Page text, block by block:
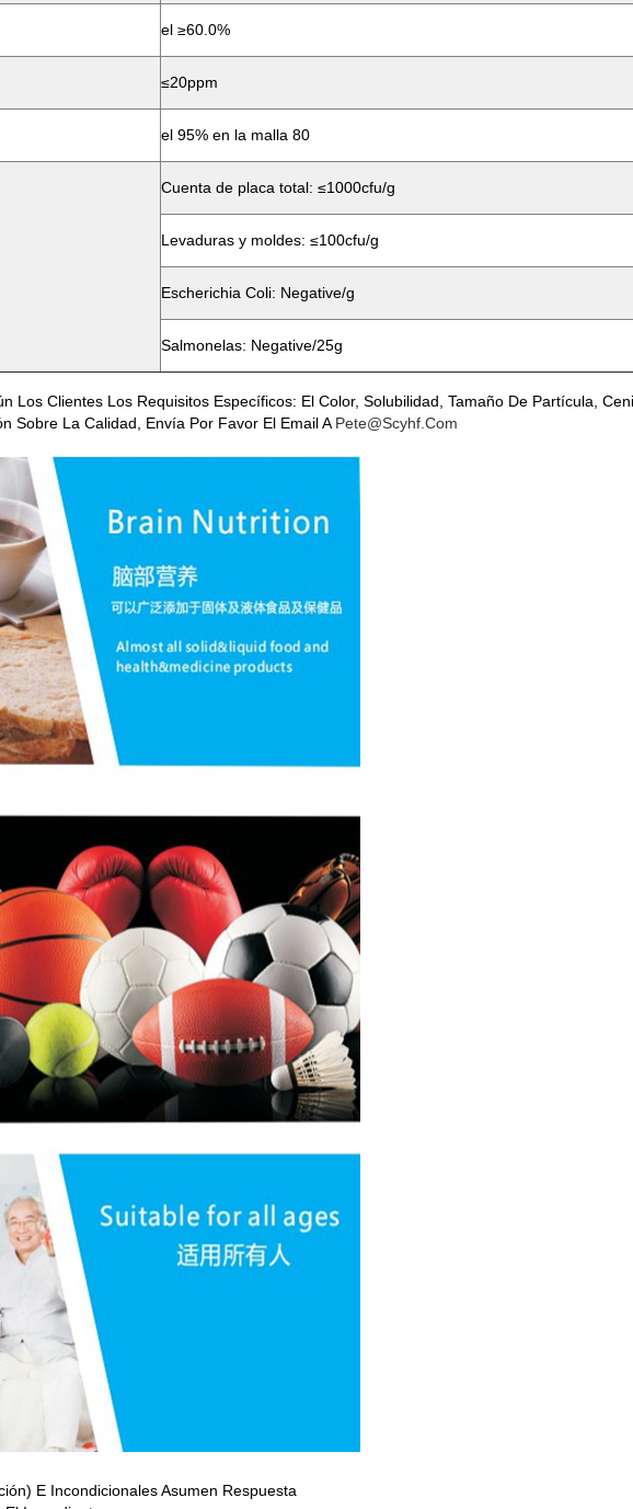
el ≥60.0%
≤20ppm
el 95% en la malla 80
Cuenta de placa total: ≤1000cfu/g
Levaduras y moldes: ≤100cfu/g
Escherichia Coli: Negative/g
Salmonelas: Negative/25g
Los Clientes Los Requisitos Específicos: El Color, Solubilidad, Tamaño De Partícula,
Sobre La Calidad, Envía Por Favor El Email APete@scyhf.com
E Incondicionales Asumen Respuesta